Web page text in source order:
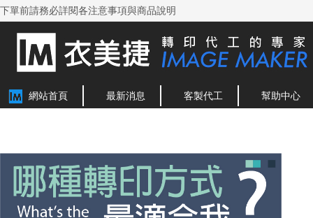
下單前請務必詳閱各注意事項與商品說明
網站首頁 最新消息 客製代工 幫助中心